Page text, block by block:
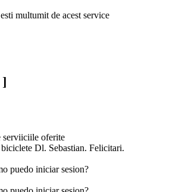
multumit de acest service
serviiciile oferite
Dl. Sebastian. Felicitari.
puedo iniciar sesion?